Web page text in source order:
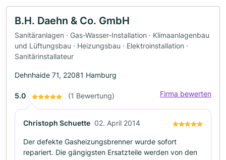
B.H. Daehn & Co. GmbH
Sanitäranlagen · Gas-Wasser-Installation · Klimaanlagenbau
und Lüftungsbau · Heizungsbau · Elektroinstallation ·
Sanitärinstallateur
Dehnhaide 71, 22081 Hamburg
5.0 (1 Bewertung) Firma bewerten
Christoph Schuette 02. April 2014
Der defekte Gasheizungsbrenner wurde sofort
repariert. Die gängigsten Ersatzteile werden von den